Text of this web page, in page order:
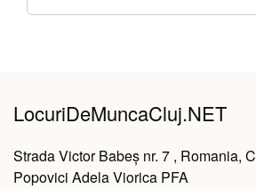
LocuriDeMuncaCluj.NET
Strada Victor Babeș nr. 7 , Romania,
Popovici Adela Viorica PFA